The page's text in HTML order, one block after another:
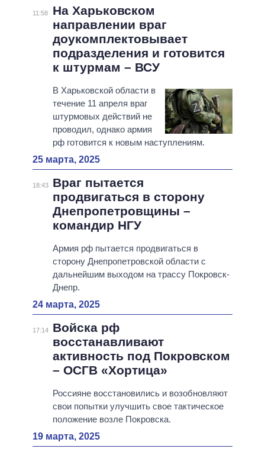
11:58
На Харьковском
направлении враг
доукомплектовывает
подразделения и готовится
к штурмам – ВСУ
В Харьковской области в
течение 11 апреля враг
штурмовых действий не
проводил, однако армия
рф готовится к новым наступлениям.
25 марта, 2025
18:43
Враг пытается
продвигаться в сторону
Днепропетровщины –
командир НГУ
Армия рф пытается продвигаться в
сторону Днепропетровской области с
дальнейшим выходом на трассу Покровск-
Днепр.
24 марта, 2025
17:14
Войска рф
восстанавливают
активность под Покровском
– ОСГВ «Хортица»
Россияне восстановились и возобновляют
свои попытки улучшить свое тактическое
положение возле Покровска.
19 марта, 2025